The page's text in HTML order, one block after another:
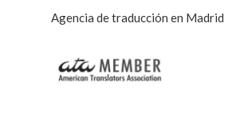
Agencia de traducción en Madrid